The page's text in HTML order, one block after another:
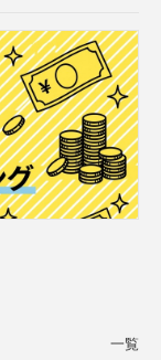
一覧